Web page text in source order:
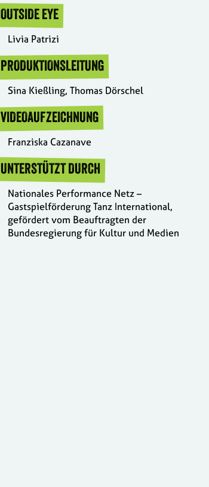
OUTSIDE EYE
Livia Patrizi
PRODUKTIONSLEITUNG
Sina Kießling, Thomas Dörschel
VIDEOAUFZEICHNUNG
Franziska Cazanave
UNTERSTÜTZT DURCH
Nationales Performance Netz –
Gastspielförderung Tanz International,
gefördert vom Beauftragten der
Bundesregierung für Kultur und Medien